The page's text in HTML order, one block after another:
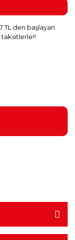
TL den başlayan
taksitlerle!!